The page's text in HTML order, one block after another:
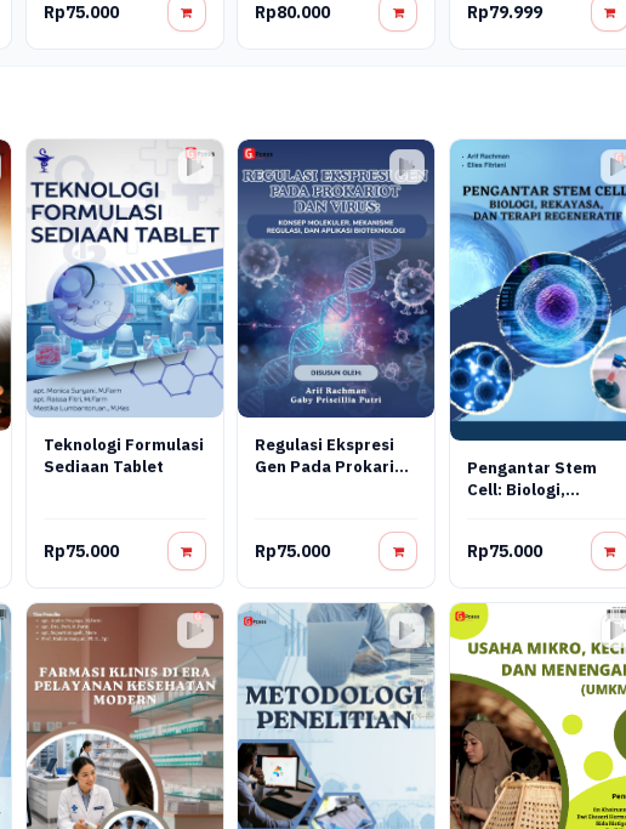
Rp75.000 Rp80.000 Rp79.999
Teknologi Formulasi
Sediaan Tablet
Rp75.000
Regulasi Ekspresi
Gen Pada Prokariot
Regulasi, Dan
Bioteknologi
Rp75.000
Pengantar Stem
Cell: Biologi,
Terapi Regeneratif
Rp75.000